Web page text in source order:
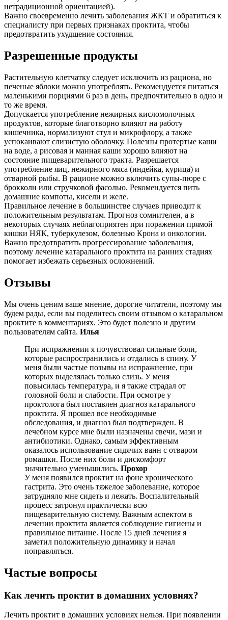
нетрадиционной ориентацией).
Важно своевременно лечить заболевания ЖКТ и обратиться к
специалисту при первых признаках проктита, чтобы
предотвратить ухудшение состояния.
Разрешенные продукты
Растительную клетчатку следует исключить из рациона, но
печеные яблоки можно употреблять. Рекомендуется питаться
маленькими порциями 6 раз в день, предпочтительно в одно и
то же время.
Допускается употребление нежирных кисломолочных
продуктов, которые благотворно влияют на работу
кишечника, нормализуют стул и микрофлору, а также
успокаивают слизистую оболочку. Полезны протертые каши
на воде, а рисовая и манная каши хорошо влияют на
состояние пищеварительного тракта. Разрешается
употребление яиц, нежирного мяса (индейка, курица) и
отварной рыбы. В рационе можно включить супы-пюре с
брокколи или стручковой фасолью. Рекомендуется пить
домашние компоты, кисели и желе.
Правильное лечение в большинстве случаев приводит к
положительным результатам. Прогноз сомнителен, а в
некоторых случаях неблагоприятен при поражении прямой
кишки НЯК, туберкулезом, болезнью Крона и онкологии.
Важно предотвратить прогрессирование заболевания,
поэтому лечение катарального проктита на ранних стадиях
помогает избежать серьезных осложнений.
Отзывы
Мы очень ценим ваше мнение, дорогие читатели, поэтому мы
будем рады, если вы поделитесь своим отзывом о катаральном
проктите в комментариях. Это будет полезно и другим
пользователям сайта. Илья
При испражнении я почувствовал сильные боли,
которые распространились и отдались в спину. У
меня были частые позывы на испражнение, при
которых выделялась только слизь. У меня
повысилась температура, и я также страдал от
головной боли и слабости. При осмотре у
проктолога был поставлен диагноз катарального
проктита. Я прошел все необходимые
обследования, и диагноз был подтвержден. В
лечебном курсе мне были назначены свечи, мази и
антибиотики. Однако, самым эффективным
оказалось использование сидячих ванн с отваром
ромашки. После них боли и дискомфорт
значительно уменьшились. Прохор
У меня появился проктит на фоне хронического
гастрита. Это очень тяжелое заболевание, которое
затрудняло мне сидеть и лежать. Воспалительный
процесс затронул практически всю
пищеварительную систему. Важным аспектом в
лечении проктита является соблюдение гигиены и
правильное питание. После 15 дней лечения я
заметил положительную динамику и начал
поправляться.
Частые вопросы
Как лечить проктит в домашних условиях?
Лечить проктит в домашних условиях нельзя. При появлении